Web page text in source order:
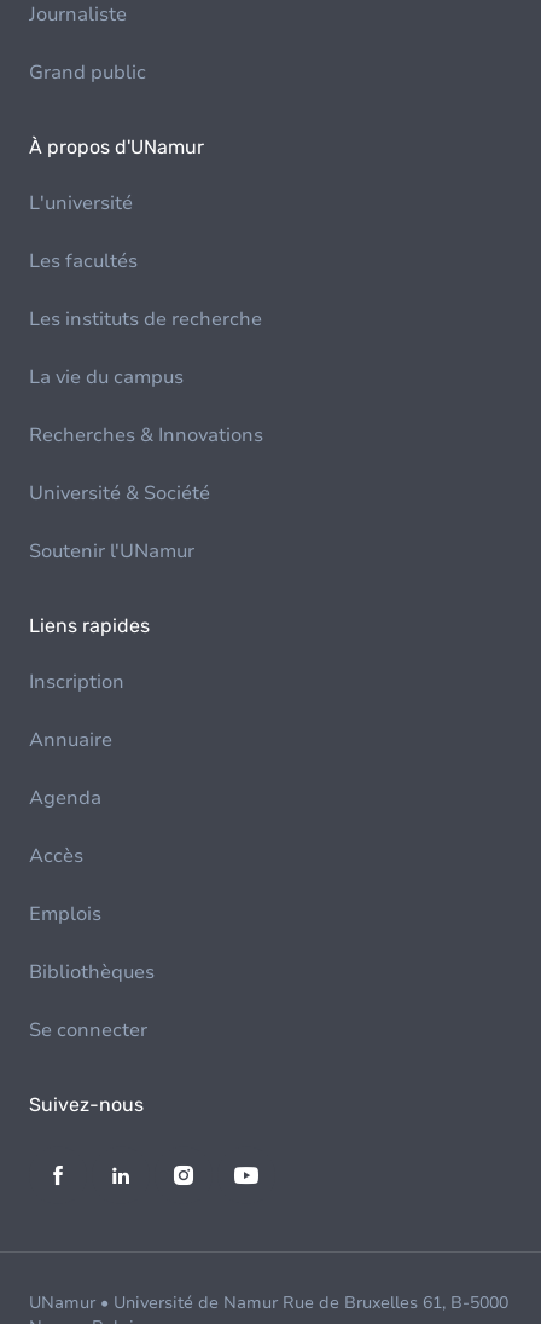
Journaliste
Grand public
À propos d'UNamur
L'université
Les facultés
Les instituts de recherche
La vie du campus
Recherches & Innovations
Université & Société
Soutenir l'UNamur
Liens rapides
Inscription
Annuaire
Agenda
Accès
Emplois
Bibliothèques
Se connecter
Suivez-nous
UNamur • Université de Namur Rue de Bruxelles 61, B-5000